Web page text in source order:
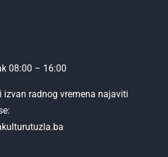
08:00 – 16:00
izvan radnog vremena najaviti